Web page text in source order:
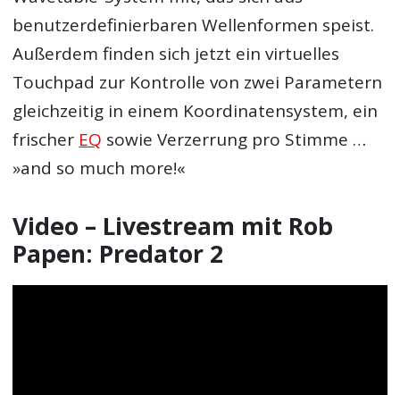
benutzerdefinierbaren Wellenformen speist.
Außerdem finden sich jetzt ein virtuelles
Touchpad zur Kontrolle von zwei Parametern
gleichzeitig in einem Koordinatensystem, ein
frischer EQ sowie Verzerrung pro Stimme …
»and so much more!«
Video – Livestream mit Rob
Papen: Predator 2